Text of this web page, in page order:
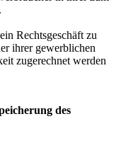
Rechtsgeschäft zu
ihrer gewerblichen
zugerechnet werden
des